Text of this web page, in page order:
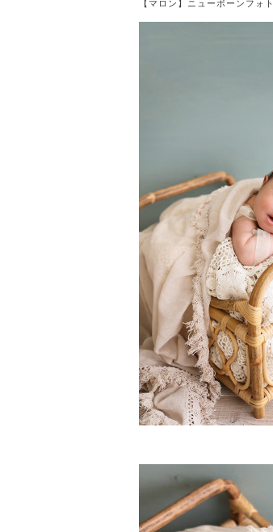
【マロン】ニューボーンフォト